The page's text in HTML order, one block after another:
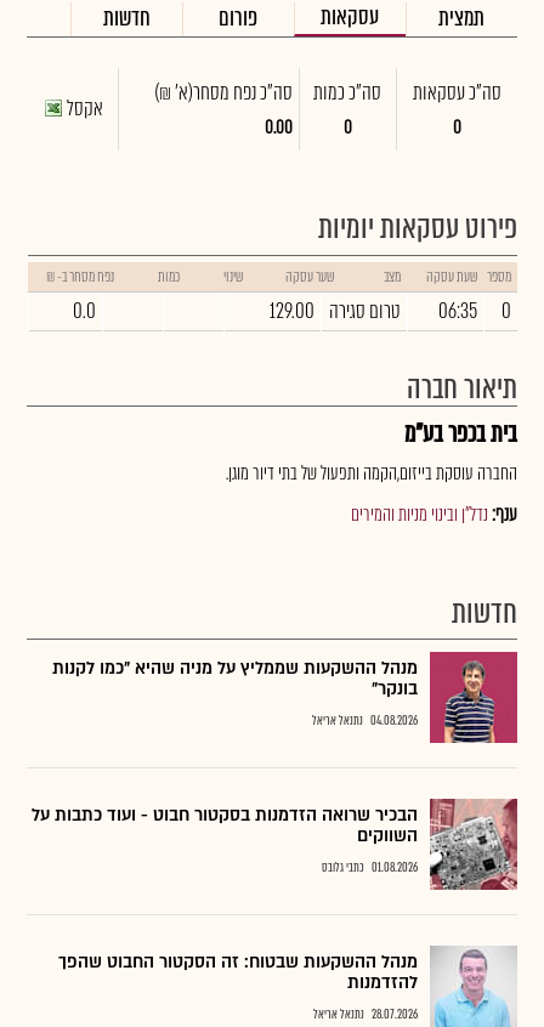
תמצית עסקאות פורום חדשות
סה"כ עסקאות
0
סה"כ כמות
0
סה"כ נפח מסחר(א' ₪)
0.00
אקסל
פירוט עסקאות יומיות
מספר שעת עסקה מצב שער עסקה שינוי כמות נפח מסחר ב- ₪
0
06:35 טרום סגירה 129.00
0.0
תיאור חברה
בית בכפר בע"מ
החברה עוסקת בייזום,הקמה ותפעול של בתי דיור מוגן.
ענף:נדל"ן ובינוי מניות והמירים
חדשות
מנהל ההשקעות שממליץ על מניה שהיא "כמו לקנות
בונקר"
04.08.2026 נתנאל אריאל
הבכיר שרואה הזדמנות בסקטור חבוט - ועוד כתבות על
השווקים
01.08.2026 כתבי גלובס
מנהל ההשקעות שבטוח: זה הסקטור החבוט שהפך
להזדמנות
28.07.2026 נתנאל אריאל